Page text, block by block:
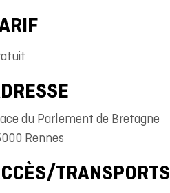
du Parlement de Bretagne
Rennes
TRANSPORTS